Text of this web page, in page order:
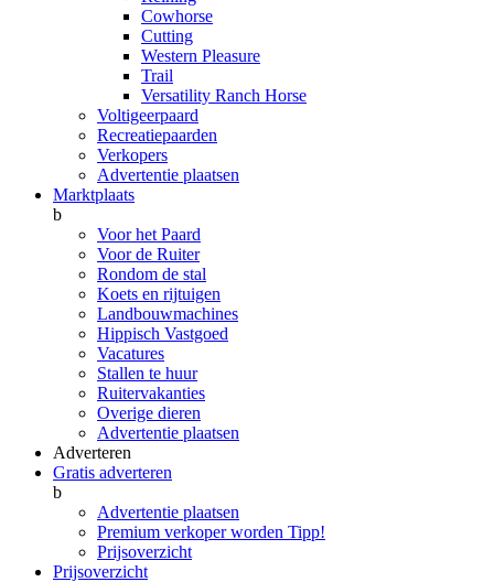
Cowhorse
Cutting
Western Pleasure
Trail
Versatility Ranch Horse
Voltigeerpaard
Recreatiepaarden
Verkopers
Advertentie plaatsen
Marktplaats
b
Voor het Paard
Voor de Ruiter
Rondom de stal
Koets en rijtuigen
Landbouwmachines
Hippisch Vastgoed
Vacatures
Stallen te huur
Ruitervakanties
Overige dieren
Advertentie plaatsen
Adverteren
Gratis adverteren
b
Advertentie plaatsen
Premium verkoper worden Tipp!
Prijsoverzicht
Prijsoverzicht